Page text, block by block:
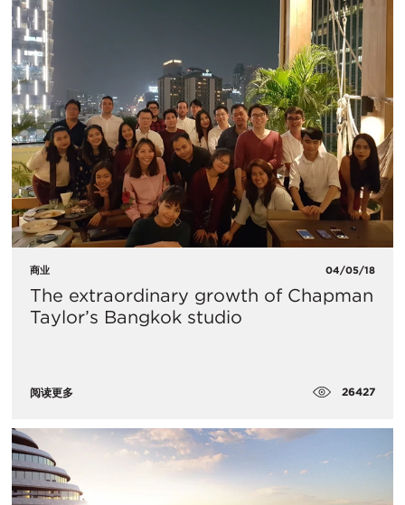
商业 04/05/18
The extraordinary growth of Chapman
Taylor’s Bangkok studio
阅读更多 26427